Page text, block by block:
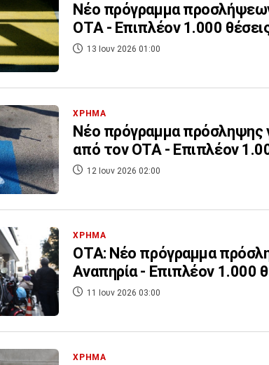
Νέο πρόγραμμα
ΟΤΑ - Επιπλέον 1.000
13 Ιουν 2026 01:00
ΧΡΗΜΑ
Νέο πρόγραμμα πρόσληψης
από τον ΟΤΑ - Επιπλέον
12 Ιουν 2026 02:00
ΧΡΗΜΑ
ΟΤΑ: Νέο πρόγραμμα
Αναπηρία - Επιπλέον 1.000
11 Ιουν 2026 03:00
ΧΡΗΜΑ